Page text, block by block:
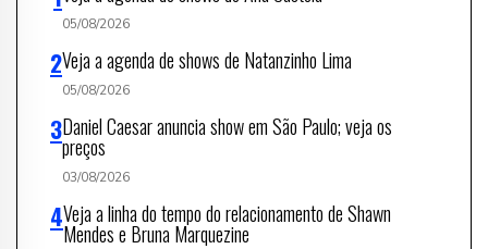
05/08/2026
Veja a agenda de shows de Natanzinho Lima
05/08/2026
Daniel Caesar anuncia show em São Paulo; veja os
preços
03/08/2026
Veja a linha do tempo do relacionamento de Shawn
Mendes e Bruna Marquezine